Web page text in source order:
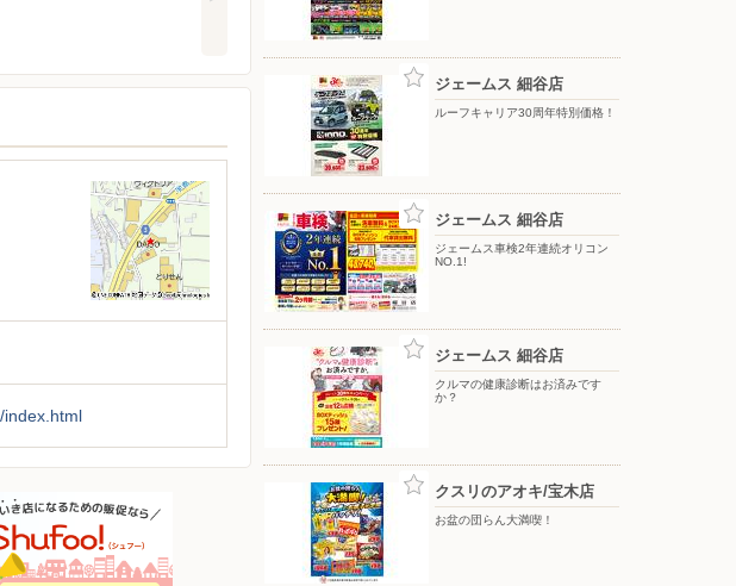
index.html
ジェームス 細谷店
ルーフキャリア30周年特別価格！
ジェームス 細谷店
ジェームス車検2年連続オリコン
NO.1!
ジェームス 細谷店
クルマの健康診断はお済みです
か？
クスリのアオキ/宝木店
お盆の団らん大満喫！